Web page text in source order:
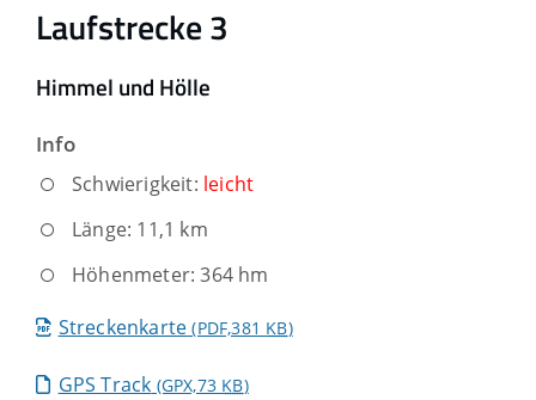
Laufstrecke 3
Himmel und Hölle
Info
Schwierigkeit: leicht
Länge: 11,1 km
Höhenmeter: 364 hm
Streckenkarte (PDF,381 KB)
GPS Track (GPX,73 KB)